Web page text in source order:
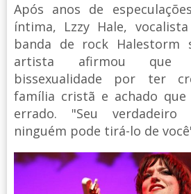
Após anos de
íntima, Lzzy Hale,
banda de rock Halestorm
artista afirmou que
bissexualidade por ter
família cristã e achado
errado. "Seu
ninguém pode tirá-lo de